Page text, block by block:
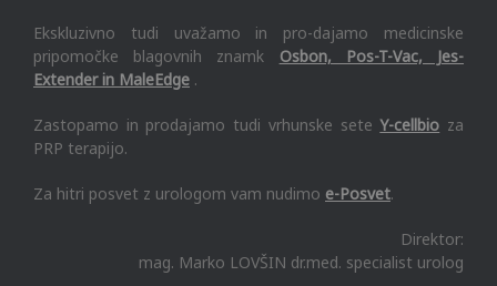
Ekskluzivno tudi uvažamo in pro-dajamo medicinske
pripomočke blagovnih znamk Osbon, Pos-T-Vac, Jes-
Extender in MaleEdge .
Zastopamo in prodajamo tudi vrhunske seteY-cellbio za
PRP terapijo.
Za hitri posvet z urologom vam nudimo e-Posvet.
Direktor:
mag. Marko LOVŠIN dr.med. specialist urolog